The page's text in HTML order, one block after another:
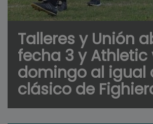
Talleres y Unión
fecha 3 y Athletic
domingo al igual
clásico de